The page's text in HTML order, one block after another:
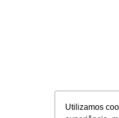
Utilizamos